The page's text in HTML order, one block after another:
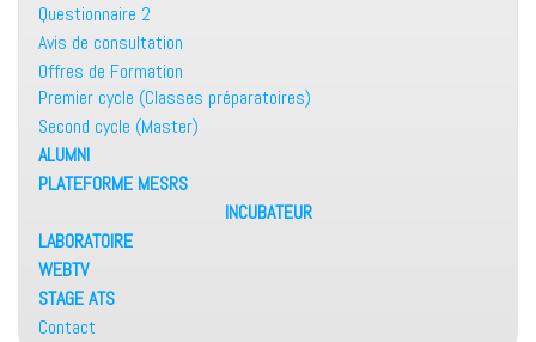
Questionnaire 2
Avis de consultation
Offres de Formation
Premier cycle (Classes préparatoires)
Second cycle (Master)
ALUMNI
PLATEFORME MESRS
INCUBATEUR
LABORATOIRE
WEBTV
STAGE ATS
Contact